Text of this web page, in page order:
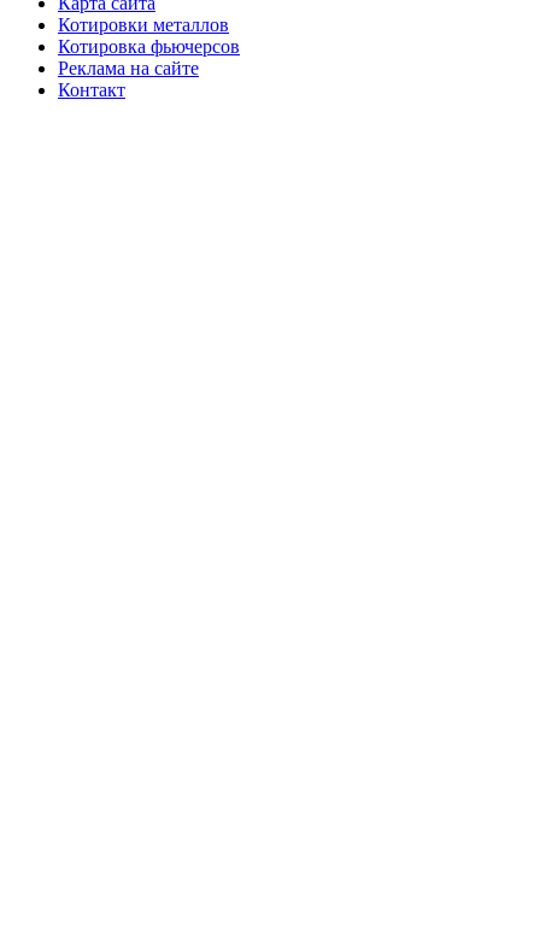
Котировки металлов
Котировка фьючерсов
Реклама на сайте
Контакт